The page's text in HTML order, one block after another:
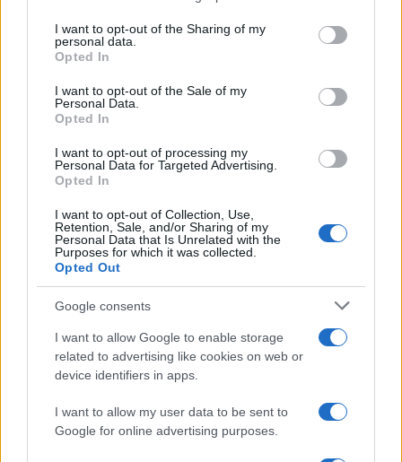
not limited to your visit or usage behaviour. You may click to
grant or deny consent to Google and its third-party tags to
use your data for below specified purposes in below Google
consent section.
I want to opt-out of the Sharing of my
personal data.
Opted In
I want to opt-out of the Sale of my
Personal Data.
Opted In
I want to opt-out of processing my
Personal Data for Targeted Advertising.
Opted In
I want to opt-out of Collection, Use,
Retention, Sale, and/or Sharing of my
Personal Data that Is Unrelated with the
Purposes for which it was collected.
Opted Out
Google consents
I want to allow Google to enable storage
related to advertising like cookies on web or
device identifiers in apps.
I want to allow my user data to be sent to
Google for online advertising purposes.
Giovannimaria Cabras
Invia un Comunicato Stampa
Vuoi rimanere sempre aggiornato?
Iscriviti alla newsletter di Gallura Oggi e ricevi le nostre
email periodiche contenenti le ultime notizie pubblicate
sul sito web!